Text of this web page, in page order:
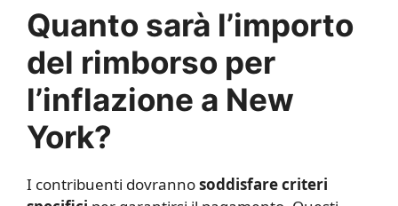
Quanto sarà l’importo
del rimborso per
l’inflazione a New
York?
I contribuenti dovrannosoddisfare criteri